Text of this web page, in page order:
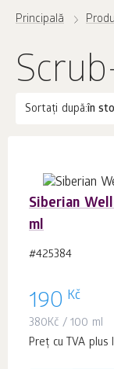
Principală
Sortați după:în
Siberian
ml
#425384
190 Kč
380Kč / 100 ml
Preț cu TVA plus